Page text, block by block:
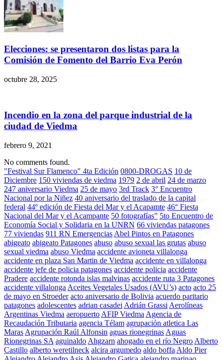
Elecciones: se presentaron dos listas para la
Comisión de Fomento del Barrio Eva Perón
octubre 28, 2025
Incendio en la zona del parque industrial de la
ciudad de Viedma
febrero 9, 2021
No comments found.
"Festival Sur Flamenco" 4ta Edición 0800-DROGAS 10 de
Diciembre 150 viviendas de viedma 1979 2 de abril 24 de marzo
247 aniversario Viedma 25 de mayo 3rd Track 3° Encuentro
Nacional por la Niñez 40 aniversario del traslado de la capital
federal 44º edición de Fiesta del Mar y el Acapamte 46° Fiesta
Nacional del Mar y el Acampante 50 fotografías” 5to Encuentro de
Economía Social y Solidaria en la UNRN 66 viviendas patagones
77 viviendas 911 RN Emergencias Abel Pintos en Patagones
abigeato abigeato Patagones abuso abuso sexual las grutas abuso
sexual viedma abuso Viedma accidente avioneta villalonga
accidente en plaza San Martin de Viedma accidente en villalonga
accidente jefe de policia patagones accidente policia accidente
Pradere accidente rotonda islas malvinas accidente ruta 3 Patagones
accidente villalonga Aceites Vegetales Usados (AVU’s) acto acto 25
de mayo en Stroeder acto aniversario de Bolivia acuerdo paritario
patagones adolescentes adrian casadei Adrián Grassi Aerolíneas
Argentinas Viedma aeropuerto AFIP Viedma Agencia de
Recaudación Tributaria agencia Télam agrupación atletica Las
Maras Agrupación Raúl Alfonsin aguas rionegrinas Aguas
Rionegrinas SA aguinaldo Ahgzarn ahogado en el río Negro Alberto
Castillo alberto weretilneck alcira argumedo aldo boffa Aldo Pier